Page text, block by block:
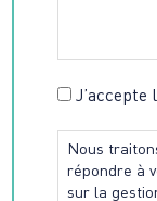
J’accepte
Nous
répondre à
sur la